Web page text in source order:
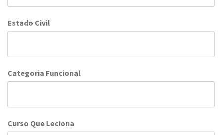
Estado Civil
Categoria Funcional
Curso Que Leciona